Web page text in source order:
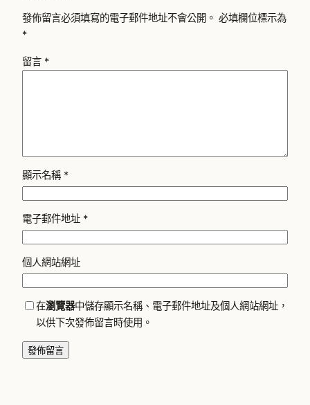
發佈留言必須填寫的電子郵件地址不會公開。 必填欄位標示為
*
留言 *
顯示名稱 *
電子郵件地址 *
個人網站網址
在瀏覽器中儲存顯示名稱、電子郵件地址及個人網站網址，
以供下次發佈留言時使用。